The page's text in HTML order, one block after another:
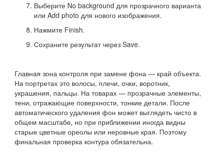
Выберите No background для прозрачного варианта
или Add photo для нового изображения.
Нажмите Finish.
Сохраните результат через Save.
Главная зона контроля при замене фона — край объекта.
На портретах это волосы, плечи, очки, воротник,
украшения, пальцы. На товарах — прозрачные элементы,
тени, отражающие поверхности, тонкие детали. После
автоматического удаления фон может выглядеть чисто в
общем масштабе, но при приближении иногда видны
старые цветные ореолы или неровные края. Поэтому
финальная проверка контура обязательна.